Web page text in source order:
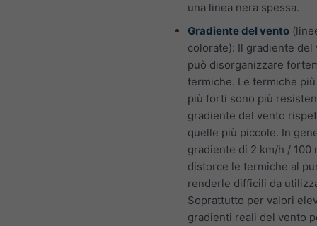
una linea nera spessa.
Gradiente del vento
colorate): Il gradiente del
può disorganizzare
termiche. Le termiche
più forti sono più
gradiente del vento
quelle più piccole. In
gradiente di 2 km/h / 100
distorce le termiche al
renderle difficili da
Soprattutto per valori
gradienti reali del vento